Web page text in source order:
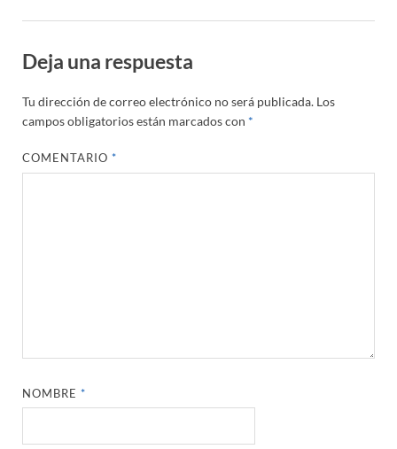
Deja una respuesta
Tu dirección de correo electrónico no será publicada. Los
campos obligatorios están marcados con *
COMENTARIO*
NOMBRE*